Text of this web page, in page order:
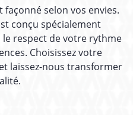
façonné selon vos envies.
conçu spécialement
le respect de votre rythme
Choisissez votre
laissez-nous transformer